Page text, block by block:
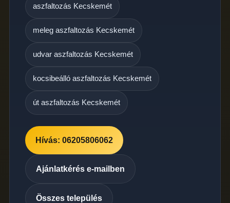
aszfaltozás Kecskemét
meleg aszfaltozás Kecskemét
udvar aszfaltozás Kecskemét
kocsibeálló aszfaltozás Kecskemét
út aszfaltozás Kecskemét
Hívás: 06205806062
Ajánlatkérés e-mailben
Összes település